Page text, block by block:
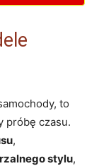
to
⁢próbę czasu.
,
stylu,